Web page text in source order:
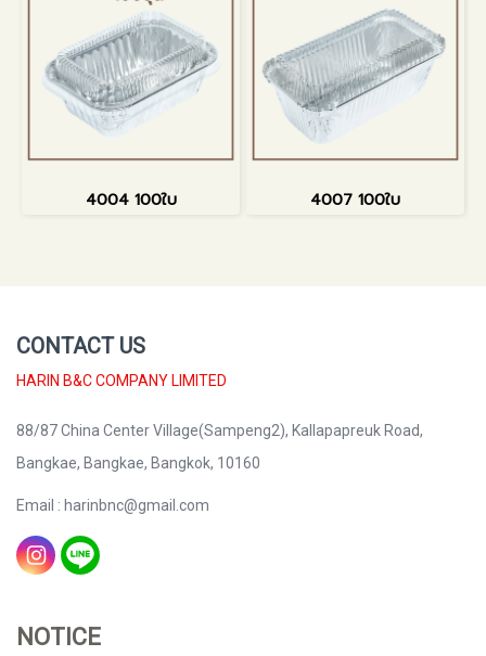
4004 100ใบ 4007 100ใบ
CONTACT US
HARIN B&C COMPANY LIMITED
88/87 China Center Village(Sampeng2), Kallapapreuk Road,
Bangkae, Bangkae, Bangkok, 10160
Email : harinbnc@gmail.com
NOTICE